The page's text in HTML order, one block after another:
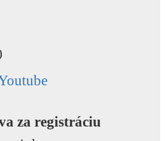
za registráciu